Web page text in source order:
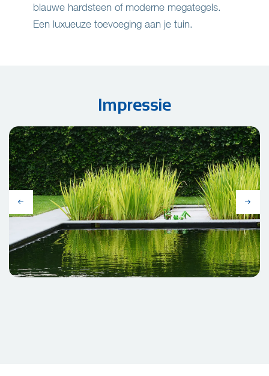
blauwe hardsteen of moderne megategels.
Een luxueuze toevoeging aan je tuin.
Impressie